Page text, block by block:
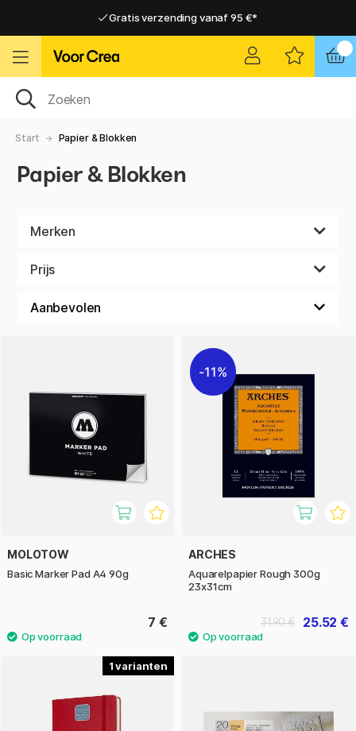
Gratis verzending vanaf 95 €*
Gratis verzending vanaf 95 €*
Start Papier & Blokken
Papier & Blokken
Merken
Prijs
MOLOTOW
Basic Marker Pad A4 90g
7 €
11%
ARCHES
Aquarelpapier Rough 300g
23x31cm
25.52 €
31.90 €
1